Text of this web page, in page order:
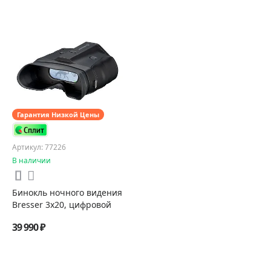
Гарантия Низкой Цены
Артикул: 77226
В наличии
Бинокль ночного видения
Bresser 3x20, цифровой
39 990 ₽